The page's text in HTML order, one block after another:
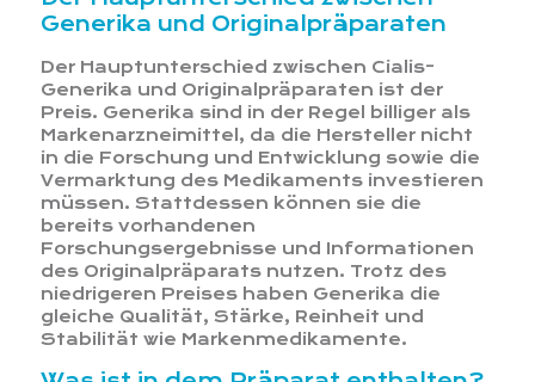
Generika und Originalpräparaten
Der Hauptunterschied zwischen Cialis-
Generika und Originalpräparaten ist der
Preis. Generika sind in der Regel billiger als
Markenarzneimittel, da die Hersteller nicht
in die Forschung und Entwicklung sowie die
Vermarktung des Medikaments investieren
müssen. Stattdessen können sie die
bereits vorhandenen
Forschungsergebnisse und Informationen
des Originalpräparats nutzen. Trotz des
niedrigeren Preises haben Generika die
gleiche Qualität, Stärke, Reinheit und
Stabilität wie Markenmedikamente.